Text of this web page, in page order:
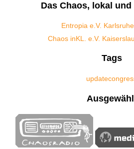
Das Chaos, lokal
Entropia e.V. Karlsruhe
Chaos inKL. e.V.
Tags
update